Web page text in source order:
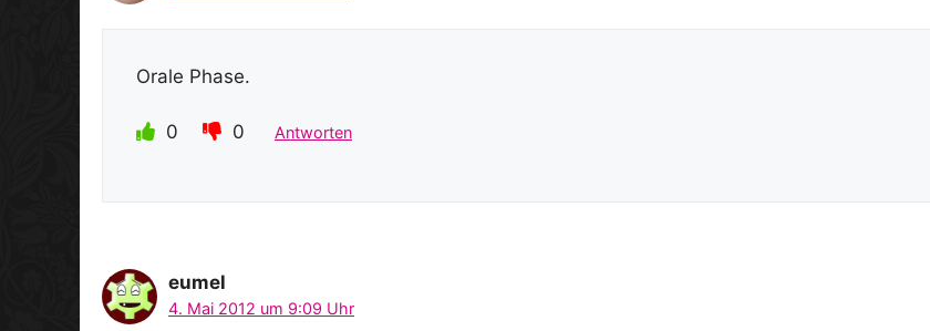
Orale Phase.
0 0 Antworten
eumel
4. Mai 2012 um 9:09 Uhr